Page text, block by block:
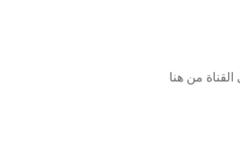
من هنا